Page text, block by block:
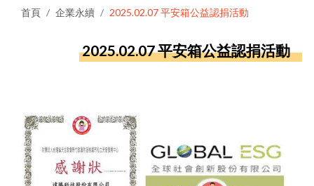
首頁 企業永續 2025.02.07 平安箱公益認捐活動
2025.02.07 平安箱公益認捐活動